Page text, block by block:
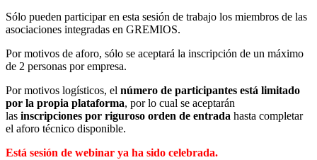
Sólo pueden participar en esta sesión de trabajo los miembros de las
asociaciones integradas en GREMIOS.
Por motivos de aforo, sólo se aceptará la inscripción de un máximo
de 2 personas por empresa.
Por motivos logísticos, el número de participantes está limitado
por la propia plataforma, por lo cual se aceptarán
las inscripciones por riguroso orden de entrada hasta completar
el aforo técnico disponible.
Está sesión de webinar ya ha sido celebrada.